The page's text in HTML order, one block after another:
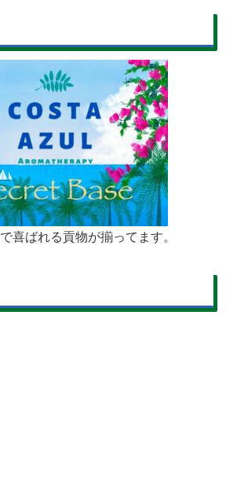
喜ばれる貢物が揃ってます。